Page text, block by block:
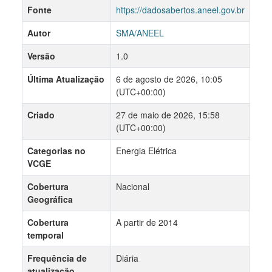
Fonte
https://dadosabertos.aneel.gov.br
Autor
SMA/ANEEL
Versão
1.0
Última Atualização
6 de agosto de 2026, 10:05
(UTC+00:00)
Criado
27 de maio de 2026, 15:58
(UTC+00:00)
Categorias no
VCGE
Energia Elétrica
Cobertura
Geográfica
Nacional
Cobertura
temporal
A partir de 2014
Frequência de
Diária